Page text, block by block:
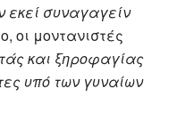
εκεί συναγαγείν
οι μοντανιστές
και ξηροφαγίας
υπό των γυναίων